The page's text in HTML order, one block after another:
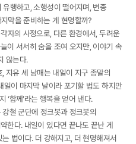
행하고, 소행성이 떨어지며, 변종
막을 준비하는 게 현명할까?
자의 사정으로, 다른 환경에서, 두려운
이 서서히 숨을 조여 오지만, 이야기 속
않는다.
지유 세 남매는 내일이 지구 종말의
일이 마지막 날이라 포기할 법도 하지만
‘함께’라는 행복을 얻어 낸다.
철 군단에 정크봇과 정크봇의
한다. 내일이 있다면 끝나도 끝난 게
법이다. 더 강해지고, 더 현명해져서